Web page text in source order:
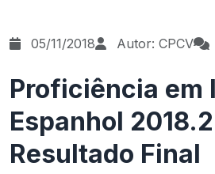
05/11/2018 Autor: CPCV
Proficiência em
Espanhol
Resultado Final